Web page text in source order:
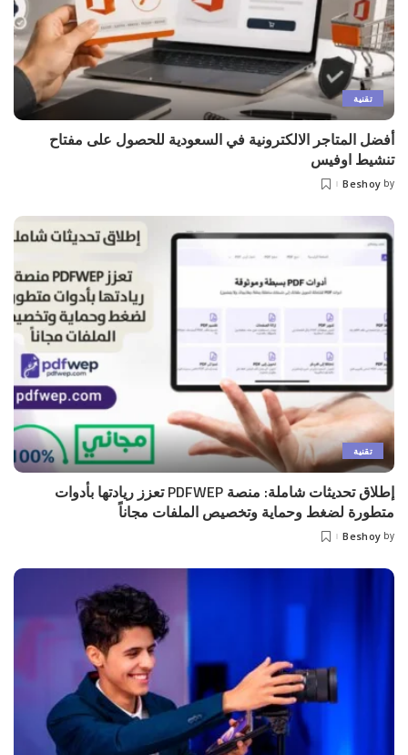
تقنية
أفضل المتاجر الالكترونية في السعودية للحصول على مفتاح
تنشيط اوفيس
Posted
by
Beshoy
تقنية
إطلاق تحديثات شاملة: منصة PDFWEP تعزز ريادتها بأدوات
متطورة لضغط وحماية وتخصيص الملفات مجاناً
Posted
by
Beshoy